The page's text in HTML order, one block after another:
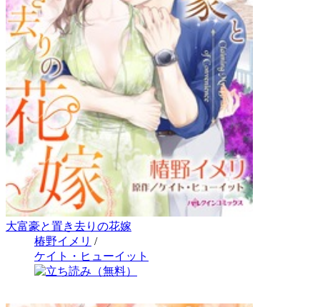
大富豪と置き去りの花嫁
椿野イメリ /
ケイト・ヒューイット